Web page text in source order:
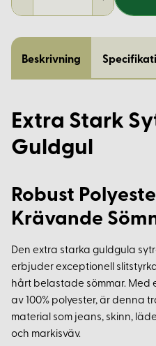
Beskrivning
Extra Stark
Guldgul
Robust
Krävande
Den extra starka guldgula
erbjuder exceptionell
hårt belastade sömmar. Med
av 100% polyester, är denna
material som jeans, skinn,
och markisväv.